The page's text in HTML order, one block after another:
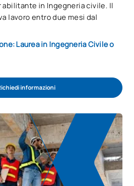
abilitante in Ingegneria civile. Il
lavoro entro due mesi dal
Laurea in Ingegneria Civile o
informazioni